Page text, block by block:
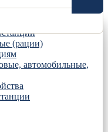
(рации)
автомобильные,